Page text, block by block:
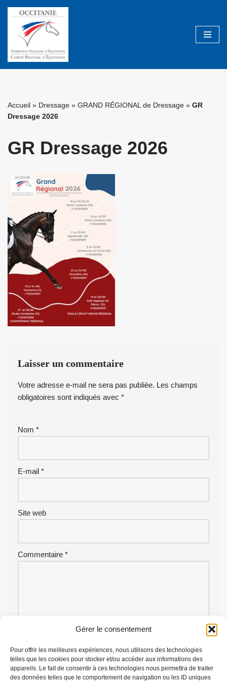
Gérer le consentement
Pour offrir les meilleures expériences, nous utilisons des technologies
telles que les cookies pour stocker et/ou accéder aux informations des
appareils. Le fait de consentir à ces technologies nous permettra de traiter
des données telles que le comportement de navigation ou les ID uniques
Aller
contenu
Accueil » Dressage » GRAND RÉGIONAL de Dressage » GR
Dressage 2026
GR Dressage 2026
Laisser un commentaire
Votre adresse e-mail ne sera pas publiée. Les champs
obligatoires sont indiqués avec *
Nom *
E-mail *
Site web
Commentaire *